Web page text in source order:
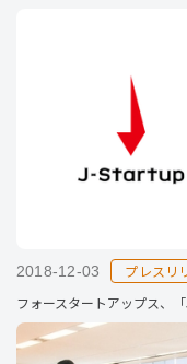
2018-12-03
プレスリ
フォースタートアップス、